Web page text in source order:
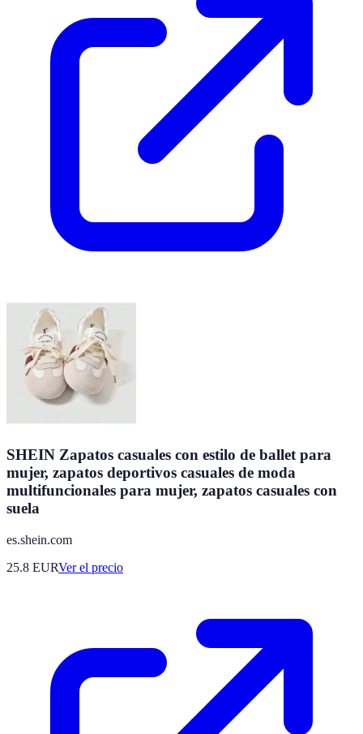
SHEIN Zapatos casuales con estilo de ballet para
mujer, zapatos deportivos casuales de moda
multifuncionales para mujer, zapatos casuales con
suela
es.shein.com
25.8 EURVer el precio